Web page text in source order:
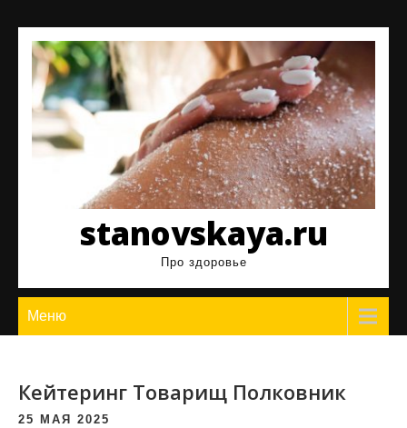
содержимому
stanovskaya.ru
Про здоровье
Меню
Кейтеринг Товарищ Полковник
25 МАЯ 2025